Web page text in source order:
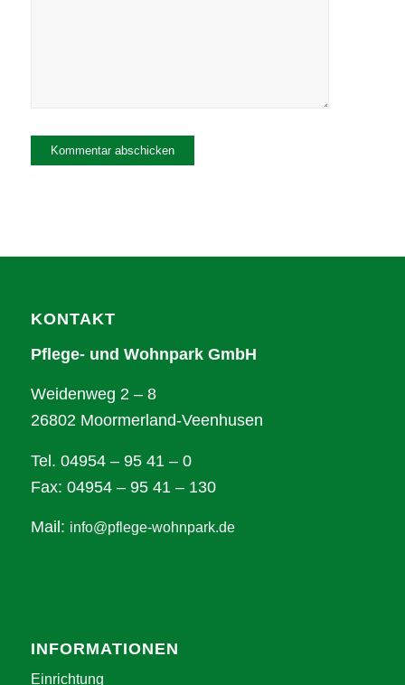
KONTAKT
Pflege- und Wohnpark GmbH
Weidenweg 2 – 8
26802 Moormerland-Veenhusen
Tel. 04954 – 95 41 – 0
Fax: 04954 – 95 41 – 130
Mail: info@pflege-wohnpark.de
INFORMATIONEN
Einrichtung